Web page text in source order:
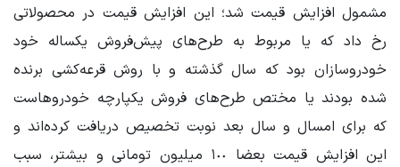
مشمول افزایش قیمت شد؛ این افزایش قیمت در محصولاتی
رخ داد که یا مربوط به طرح‌های پیش‌فروش یکساله خود
خودروسازان بود که سال گذشته و با روش قرعه‌کشی برنده
شده بودند یا مختص طرح‌های فروش یکپارچه خودروهاست
که برای امسال و سال بعد نوبت تخصیص دریافت کرده‌اند و
این افزایش قیمت بعضا ١٠٠ میلیون تومانی و بیشتر، سبب